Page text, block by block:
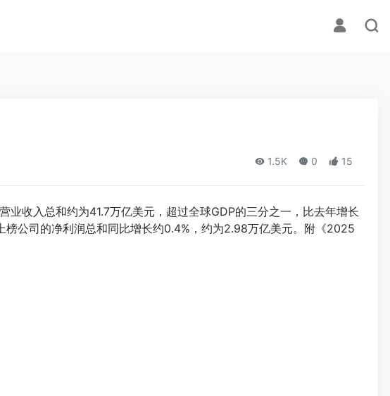
1.5K 0 15
收入总和约为41.7万亿美元，超过全球GDP的三分之一，比去年增长
公司的净利润总和同比增长约0.4%，约为2.98万亿美元。附《2025